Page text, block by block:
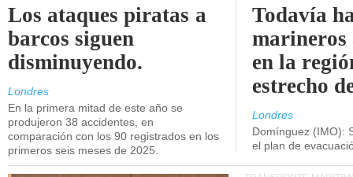
Los ataques piratas a
barcos siguen
disminuyendo.
Londres
En la primera mitad de este año se
produjeron 38 accidentes, en
comparación con los 90 registrados en los
primeros seis meses de 2025.
Todavía
marineros
en la
estrecho
Londres
Domínguez (IMO):
el plan de